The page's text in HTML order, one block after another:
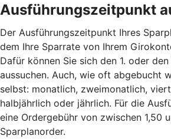
Ausführungszeitpunkt
Der Ausführungszeitpunkt Ihres
dem Ihre Sparrate von Ihrem
Dafür können Sie sich den 1. oder
aussuchen. Auch, wie oft abgebucht
selbst: monatlich, zweimonatlich,
halbjährlich oder jährlich. Für die
eine Ordergebühr von zwischen 1,50
Sparplanorder.